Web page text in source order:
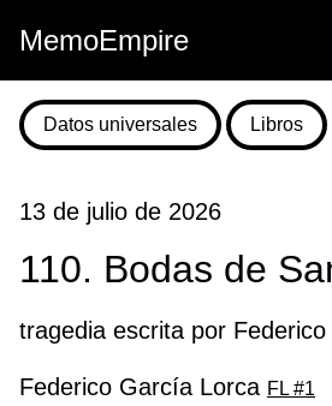
MemoEmpire
Datos universales Libros
13 de julio de 2026
110. Bodas de
tragedia escrita por
Federico García Lorca FL #1